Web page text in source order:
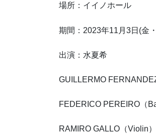
場所：イイノホール
期間：2023年11月3日(金
出演：水夏希
GUILLERMO
FEDERICO PEREIRO（
RAMIRO GALLO（Violin）